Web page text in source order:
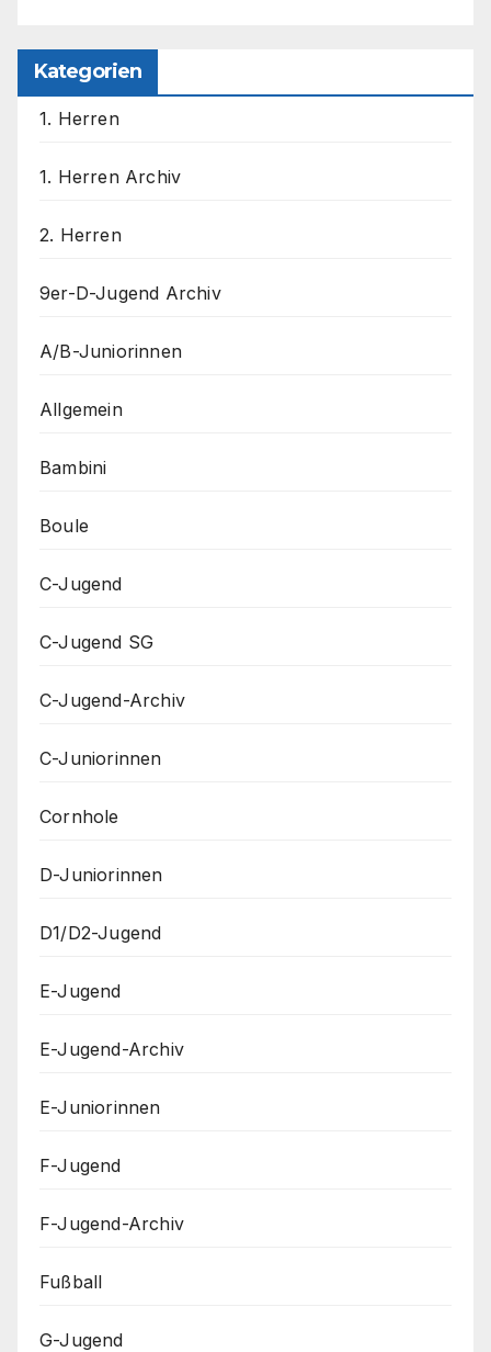
Kategorien
1. Herren
1. Herren Archiv
2. Herren
9er-D-Jugend Archiv
A/B-Juniorinnen
Allgemein
Bambini
Boule
C-Jugend
C-Jugend SG
C-Jugend-Archiv
C-Juniorinnen
Cornhole
D-Juniorinnen
D1/D2-Jugend
E-Jugend
E-Jugend-Archiv
E-Juniorinnen
F-Jugend
F-Jugend-Archiv
Fußball
G-Jugend